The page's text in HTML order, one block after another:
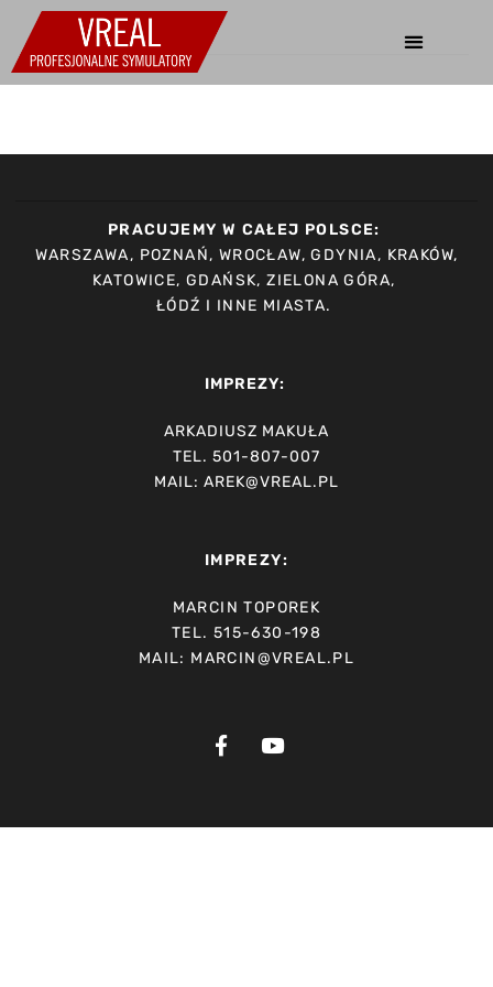
PRACUJEMY W CAŁEJ POLSCE:
WARSZAWA, POZNAŃ, WROCŁAW, GDYNIA, KRAKÓW,
KATOWICE, GDAŃSK, ZIELONA GÓRA,
ŁÓDŹ I INNE MIASTA.
IMPREZY:
ARKADIUSZ MAKUŁA
TEL. 501-807-007
MAIL: AREK@VREAL.PL
IMPREZY:
MARCIN TOPOREK
TEL. 515-630-198
MAIL: MARCIN@VREAL.PL